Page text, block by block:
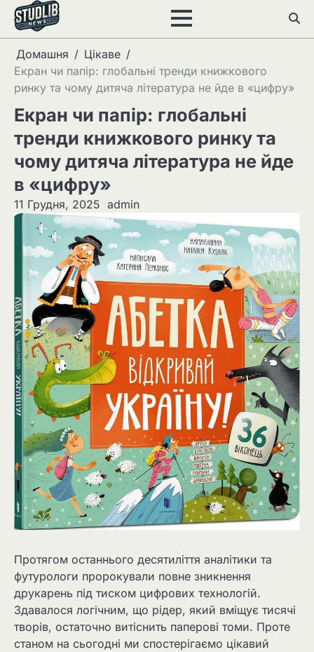
Перейти
вмісту
Домашня
Цікаве
Екран чи папір: глобальні тренди книжкового
ринку та чому дитяча література не йде в «цифру»
Екран чи папір: глобальні
тренди книжкового ринку та
чому дитяча література не йде
в «цифру»
11 Грудня, 2025 admin
Протягом останнього десятиліття аналітики та
футурологи пророкували повне зникнення
друкарень під тиском цифрових технологій.
Здавалося логічним, що рідер, який вміщує тисячі
творів, остаточно витіснить паперові томи. Проте
станом на сьогодні ми спостерігаємо цікавий